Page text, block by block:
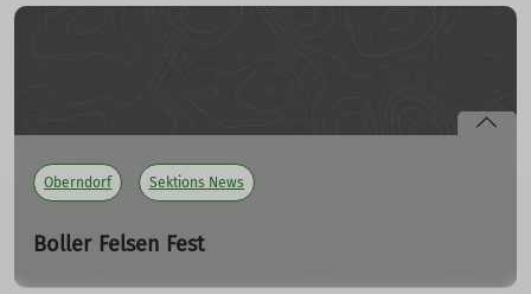
Oberndorf Sektions News
Boller Felsen Fest
24.09.2023